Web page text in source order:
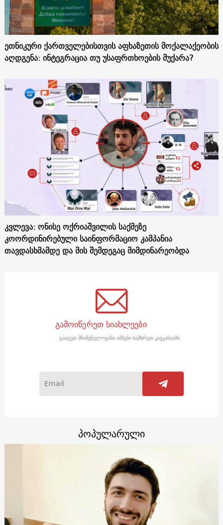
ეთნიკური ქართველებისთვის აფხაზეთის მოქალაქეობის
აღდგენა: ინტეგრაცია თუ უსაფრთხოების მუქარა?
კვლევა: ონისე ოქრიაშვილის საქმეზე
კოორდინირებული საინფორმაციო კამპანია
თავდასხმამდე და მის შემდეგაც მიმდინარეობდა
გამოიწერეთ სიახლეები
გაიგეთ მნიშვნელოვანი ამბები სამხრეთ კავკასიაში
პოპულარული